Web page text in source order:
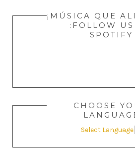
¡MÚSICA QUE
:FOLLOW US
SPOTIFY
CHOOSE
Select Language